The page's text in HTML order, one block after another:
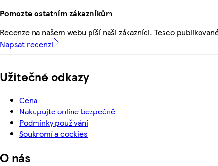
Pomozte ostatním zákazníkům
Recenze na našem webu píší naši zákazníci. Tesco
Napsat recenzi
Užitečné odkazy
Cena
Nakupujte online bezpečně
Podmínky používání
Soukromí a cookies
O nás